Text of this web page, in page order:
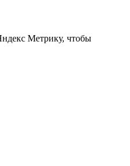
Метрику, чтобы